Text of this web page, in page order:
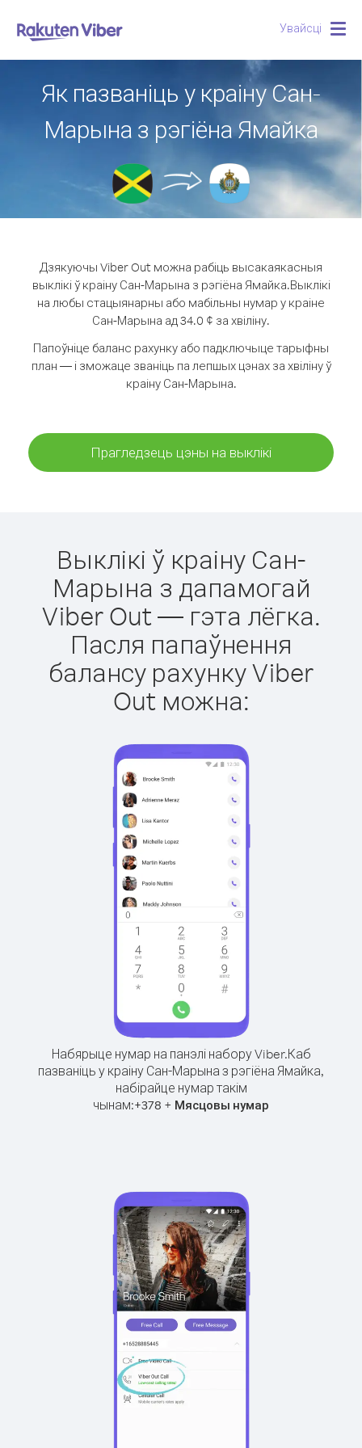
Увайсці
Як пазваніць у краіну Сан-
Марына з рэгіёна Ямайка
Дзякуючы Viber Out можна рабіць высакаякасныя
выклікі ў краіну Сан-Марына з рэгіёна Ямайка.Выклікі
на любы стацыянарны або мабільны нумар у краіне
Сан-Марына ад 34.0 ¢ за хвіліну.
Папоўніце баланс рахунку або падключыце тарыфны
план — і зможаце званіць па лепшых цэнах за хвіліну ў
краіну Сан-Марына.
Прагледзець цэны на выклікі
Выклікі ў краіну Сан-
Марына з дапамогай
Viber Out — гэта лёгка.
Пасля папаўнення
балансу рахунку Viber
Out можна:
Набярыце нумар на панэлі набору Viber.Каб
пазваніць у краіну Сан-Марына з рэгіёна Ямайка,
набірайце нумар такім
чынам:+378 + Мясцовы нумар